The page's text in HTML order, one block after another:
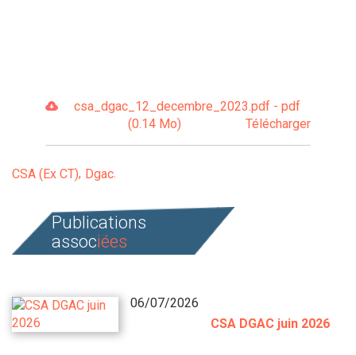
csa_dgac_12_decembre_2023.pdf - pdf
(0.14 Mo)
Télécharger
CSA (Ex CT) Dgac
Publications
associées
06/07/2026
CSA DGAC juin 2026